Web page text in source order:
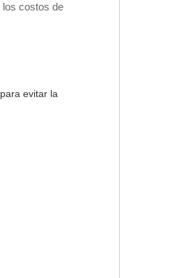
los costos de
evitar la